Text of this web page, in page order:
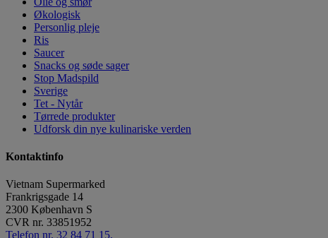
Økologisk
Personlig pleje
Ris
Saucer
Snacks og søde sager
Stop Madspild
Sverige
Tet - Nytår
Tørrede produkter
Udforsk din nye kulinariske verden
Kontaktinfo
Vietnam Supermarked
Frankrigsgade 14
2300 København S
CVR nr. 33851952
Telefon nr. 32 84 71 15.